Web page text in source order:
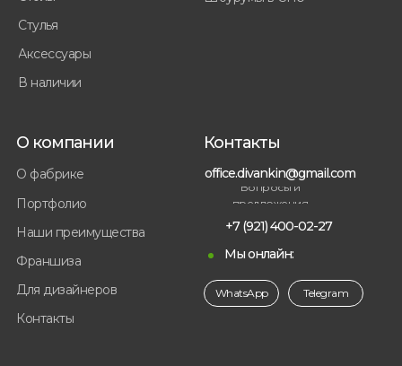
Стулья
Аксессуары
В наличии
О фабрике
Портфолио
Наши преимущества
Франшиза
О компании
Контакты
Контакты
office.divankin@gmail.com
Вопросы и
предложения
+7 (921) 400-02-27
Мы онлайн:
WhatsApp Telegram
Для дизайнеров